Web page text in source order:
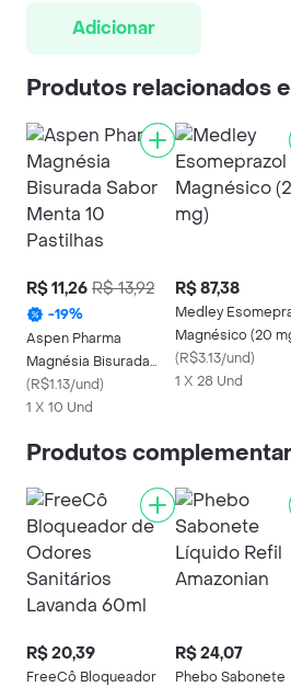
Adicionar
Produtos relacionados
R$ 11,26 R$ 13,92
-19%
Aspen Pharma
Magnésia Bisurada
Sabor Menta 10
Pastilhas
(R$1.13/und)
1 X 10 Und
R$ 87,38
Medley
Magnésico (20
(R$3.13/und)
1 X 28 Und
Produtos
R$ 20,39
FreeCô Bloqueador
R$ 24,07
Phebo Sabonete